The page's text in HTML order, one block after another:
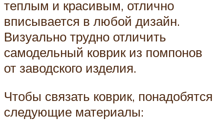
теплым и красивым, отлично
вписывается в любой дизайн.
Визуально трудно отличить
самодельный коврик из помпонов
от заводского изделия.
Чтобы связать коврик, понадобятся
следующие материалы: